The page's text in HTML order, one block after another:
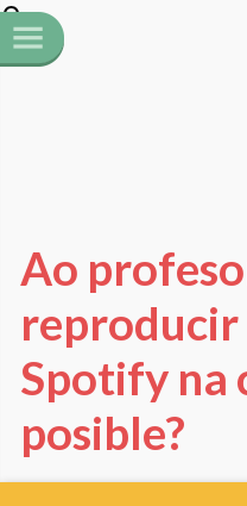
Ao
reproducir
Spotify na
posible?